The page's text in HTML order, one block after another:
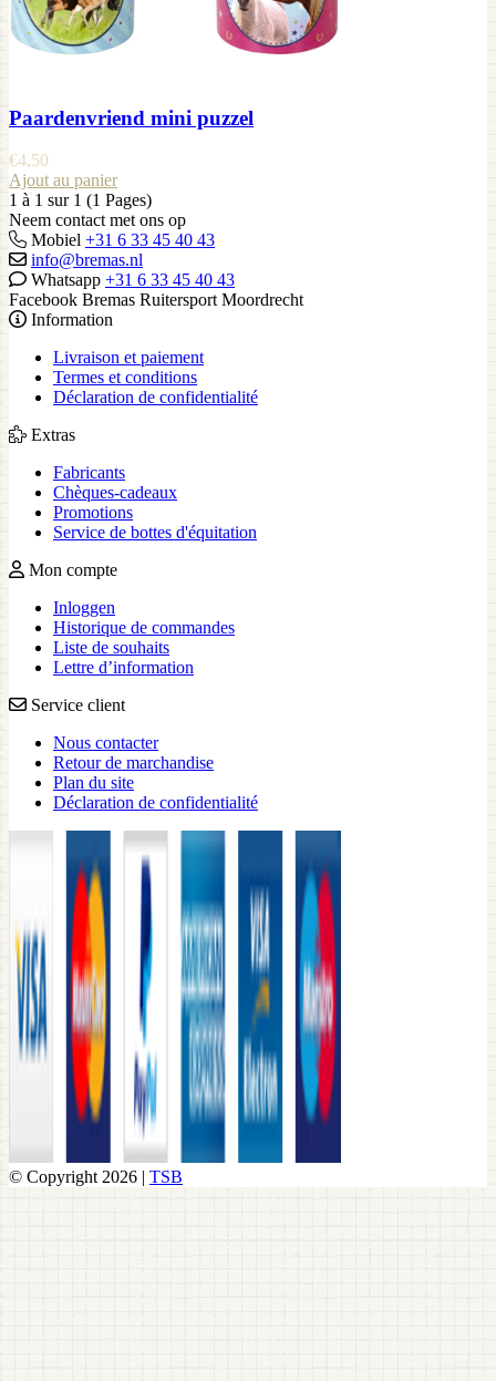
Paardenvriend mini puzzel
€4,50
Ajout au panier
1 à 1 sur 1 (1 Pages)
Neem contact met ons op
Mobiel +31 6 33 45 40 43
info@bremas.nl
Whatsapp +31 6 33 45 40 43
Facebook Bremas Ruitersport Moordrecht
Information
Livraison et paiement
Termes et conditions
Déclaration de confidentialité
Extras
Fabricants
Chèques-cadeaux
Promotions
Service de bottes d'équitation
Mon compte
Inloggen
Historique de commandes
Liste de souhaits
Lettre d’information
Service client
Nous contacter
Retour de marchandise
Plan du site
Déclaration de confidentialité
© Copyright 2026 | TSB